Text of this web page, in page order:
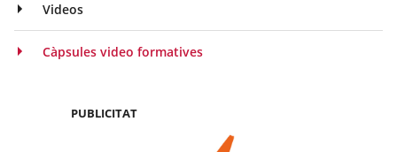
Videos
Càpsules video formatives
PUBLICITAT